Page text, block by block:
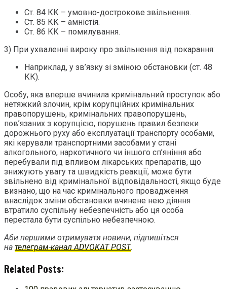
Ст. 84 КК – умовно-дострокове звільнення.
Ст. 85 КК – амністія.
Ст. 86 КК – помилування.
3) При ухваленні вироку про звільнення від покарання:
Наприклад, у зв’язку зі зміною обстановки (ст. 48
КК).
Особу, яка вперше вчинила кримінальний проступок або
нетяжкий злочин, крім корупційних кримінальних
правопорушень, кримінальних правопорушень,
пов’язаних з корупцією, порушень правил безпеки
дорожнього руху або експлуатації транспорту особами,
які керували транспортними засобами у стані
алкогольного, наркотичного чи іншого сп’яніння або
перебували під впливом лікарських препаратів, що
знижують увагу та швидкість реакції, може бути
звільнено від кримінальної відповідальності, якщо буде
визнано, що на час кримінального провадження
внаслідок зміни обстановки вчинене нею діяння
втратило суспільну небезпечність або ця особа
перестала бути суспільно небезпечною.
Аби першими отримувати новини, підпишіться
на телеграм-канал ADVOKAT POST.
Related Posts: